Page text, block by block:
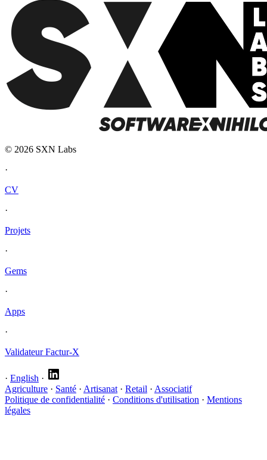
© 2026 SXN Labs
·
CV
·
Projets
·
Gems
·
Apps
·
Validateur Factur-X
· English ·
Agriculture · Santé · Artisanat · Retail · Associatif
Politique de confidentialité · Conditions d'utilisation · Mentions
légales